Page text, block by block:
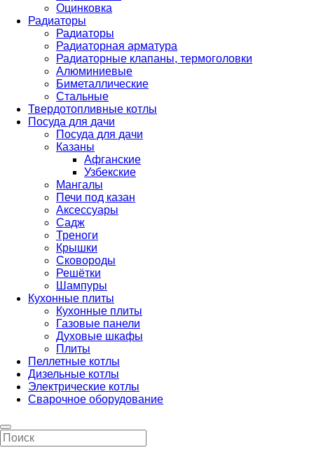
Оцинковка
Радиаторы
Радиаторы
Радиаторная арматура
Радиаторные клапаны, термоголовки
Алюминиевые
Биметаллические
Стальные
Твердотопливные котлы
Посуда для дачи
Посуда для дачи
Казаны
Афганские
Узбекские
Мангалы
Печи под казан
Аксессуары
Садж
Треноги
Крышки
Сковороды
Решётки
Шампуры
Кухонные плиты
Кухонные плиты
Газовые панели
Духовые шкафы
Плиты
Пеллетные котлы
Дизельные котлы
Электрические котлы
Сварочное оборудование